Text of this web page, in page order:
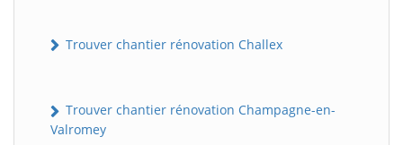
Trouver chantier rénovation Challex
Trouver chantier rénovation Champagne-en-
Valromey